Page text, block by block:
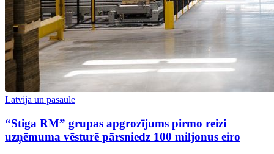
Latvija un pasaulē
“Stiga RM” grupas apgrozījums pirmo reizi
uzņēmuma vēsturē pārsniedz 100 miljonus eiro